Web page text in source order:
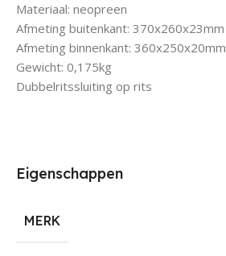
Materiaal: neopreen
Afmeting buitenkant: 370x260x23mm
Afmeting binnenkant: 360x250x20mm
Gewicht: 0,175kg
Dubbelritssluiting op rits
Eigenschappen
MERK